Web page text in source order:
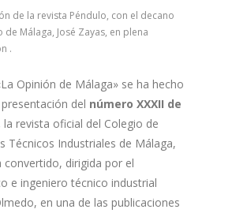
de la revista Péndulo, con el decano
de Málaga, José Zayas, en plena
.
Opinión de Málaga» se ha hecho
del número XXXII de
la revista oficial del Colegio de
Técnicos Industriales de Málaga,
convertido, dirigida por el
e ingeniero técnico industrial
en una de las publicaciones